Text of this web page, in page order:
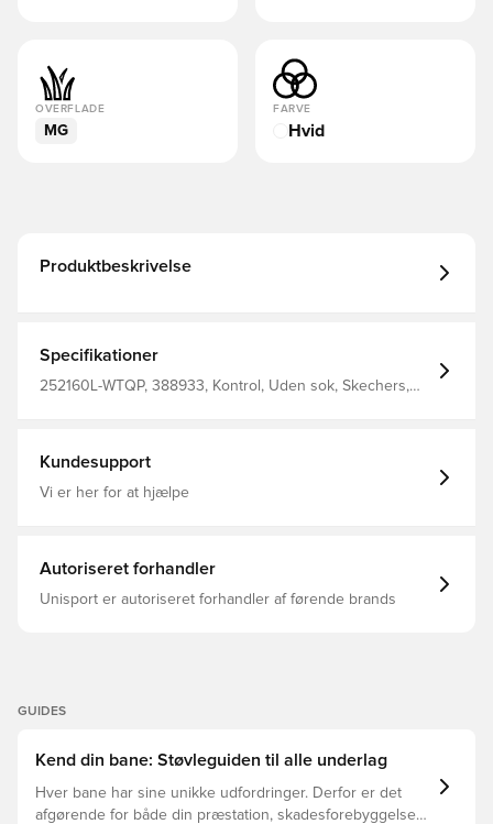
OVERFLADE
MG
FARVE
Hvid
Produktbeskrivelse
Specifikationer
252160L-WTQP, 388933, Kontrol, Uden sok, Skechers,
Kundesupport
Vi er her for at hjælpe
Autoriseret forhandler
Unisport er autoriseret forhandler af førende brands
GUIDES
Kend din bane: Støvleguiden til alle underlag
Hver bane har sine unikke udfordringer. Derfor er det
afgørende for både din præstation, skadesforebyggelse